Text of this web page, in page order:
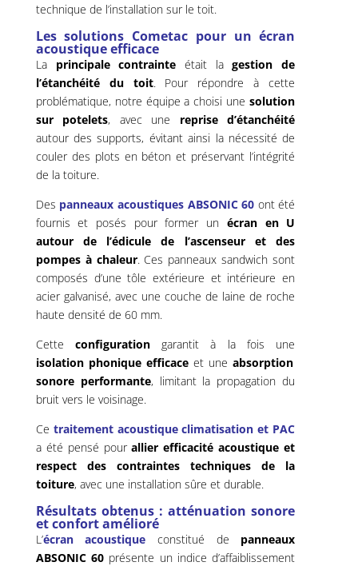
technique de l’installation sur le toit.
Les solutions Cometac pour un écran
acoustique efficace
Laprincipale contrainte était lagestion de
l’étanchéité du toit. Pour répondre à cette
problématique, notre équipe a choisi unesolution
sur potelets, avec une reprise d’étanchéité
autour des supports, évitant ainsi la nécessité de
couler des plots en béton et préservant l’intégrité
de la toiture.
Des panneaux acoustiques ABSONIC 60 ont été
fournis et posés pour former un écran en U
autour de l’édicule de l’ascenseur et des
pompes à chaleur. Ces panneaux sandwich sont
composés d’une tôle extérieure et intérieure en
acier galvanisé, avec une couche de laine de roche
haute densité de 60 mm.
Cetteconfiguration garantit à la fois une
isolation phonique efficaceet uneabsorption
sonore performante, limitant la propagation du
bruit vers le voisinage.
Ce traitement acoustique climatisation et PAC
a été pensé pourallier efficacité acoustique et
respect des contraintes techniques de la
toiture, avec une installation sûre et durable.
Résultats obtenus : atténuation sonore
et confort amélioré
L’écran acoustique constitué de panneaux
ABSONIC 60 présente un indice d’affaiblissement